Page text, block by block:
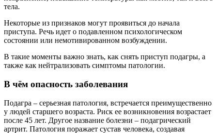
тела.
Некоторые из признаков могут проявиться до начала
приступа. Речь идет о подавленном психологическом
состоянии или немотивированном возбуждении.
В такие моменты важно знать, как снять приступ подагры, а
также как нейтрализовать симптомы патологии.
В чём опасность заболевания
Подагра – серьезная патология, встречается преимущественно
у людей старшего возраста. Риск ее возникновения возрастает
после 45 лет. Другое название болезни – подагрический
артрит. Патология поражает сустав человека, создавая